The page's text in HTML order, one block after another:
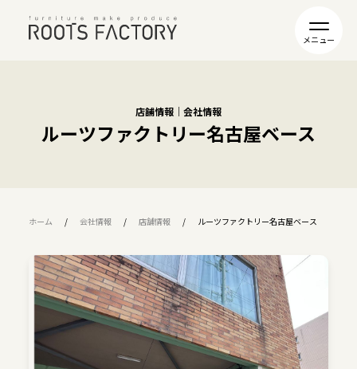
店舗情報｜会社情報
ルーツファクトリー名古屋ベース
ホーム 会社情報 店舗情報 ルーツファクトリー名古屋ベース